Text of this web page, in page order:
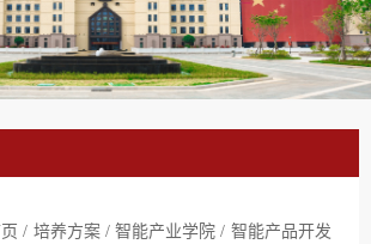
/ 培养方案 / 智能产业学院 / 智能产品开发